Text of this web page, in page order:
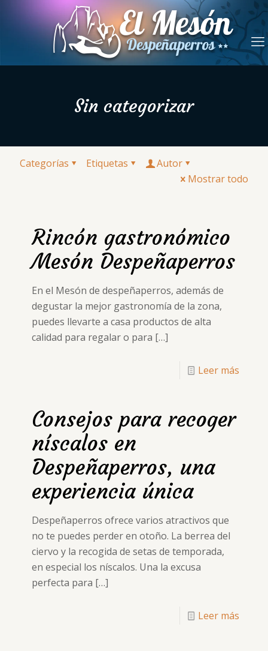
Sin categorizar
Categorías Etiquetas
Autor
Mostrar todo
Rincón gastronómico
Mesón Despeñaperros
En el Mesón de despeñaperros, además de
degustar la mejor gastronomía de la zona,
puedes llevarte a casa productos de alta
calidad para regalar o para […]
Leer más
Consejos para recoger
níscalos en
Despeñaperros, una
experiencia única
Despeñaperros ofrece varios atractivos que
no te puedes perder en otoño. La berrea del
ciervo y la recogida de setas de temporada,
en especial los níscalos. Una la excusa
perfecta para […]
Leer más